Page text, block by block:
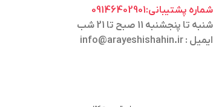
شماره پشتیبانی:09146402901
شنبه تا پنجشنبه 11 صبح تا 21 شب
ایمیل : info@arayeshishahin.ir